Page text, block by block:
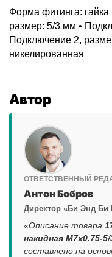
Форма фитинга:
размер: 5/3 мм •
Подключение 2,
никелированная
Автор
ОТВЕТСТВЕННЫЙ
Антон Бобров
Директор «Би Энд Би
«Описание товара
накидная M7x0.75-
составлено на